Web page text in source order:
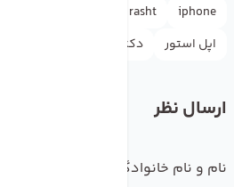
iphone
rasht
اپل استور
دکترموبایل
ارسال نظر
نام و نام خانوادگی